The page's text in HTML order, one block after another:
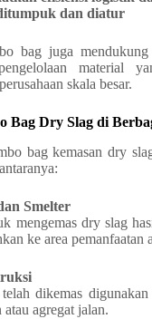
dan diatur
bag juga mendukung
material
skala besar.
Bag Dry Slag di
bag kemasan dry
Smelter
mengemas dry slag
ke area pemanfaatan
dikemas digunakan
agregat jalan.